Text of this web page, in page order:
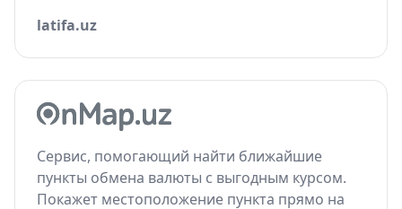
latifa.uz
Сервис, помогающий найти ближайшие
пункты обмена валюты с выгодным курсом.
Покажет местоположение пункта прямо на